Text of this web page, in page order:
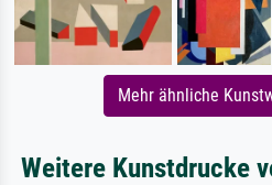
Mehr ähnliche
Weitere Kunstdrucke